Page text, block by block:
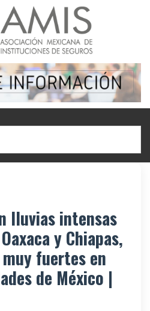
lluvias intensas
y Chiapas,
fuertes en
de México |